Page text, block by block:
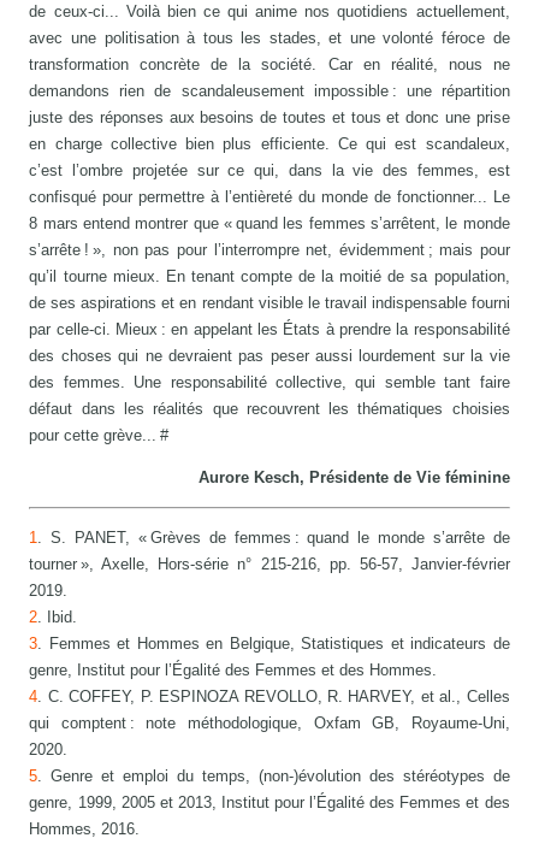
de ceux-ci... Voilà bien ce qui anime nos quotidiens actuellement,
avec une politisation à tous les stades, et une volonté féroce de
transformation concrète de la société. Car en réalité, nous ne
demandons rien de scandaleusement impossible : une répartition
juste des réponses aux besoins de toutes et tous et donc une prise
en charge collective bien plus efficiente. Ce qui est scandaleux,
c’est l’ombre projetée sur ce qui, dans la vie des femmes, est
confisqué pour permettre à l’entièreté du monde de fonctionner... Le
8 mars entend montrer que « quand les femmes s’arrêtent, le monde
s’arrête ! », non pas pour l’interrompre net, évidemment ; mais pour
qu’il tourne mieux. En tenant compte de la moitié de sa population,
de ses aspirations et en rendant visible le travail indispensable fourni
par celle-ci. Mieux : en appelant les États à prendre la responsabilité
des choses qui ne devraient pas peser aussi lourdement sur la vie
des femmes. Une responsabilité collective, qui semble tant faire
défaut dans les réalités que recouvrent les thématiques choisies
pour cette grève... #
Aurore Kesch, Présidente de Vie féminine
1
. S. PANET, « Grèves de femmes : quand le monde s’arrête de
tourner », Axelle, Hors-série n° 215-216, pp. 56-57, Janvier-février
2019.
2 . Ibid.
3 . Femmes et Hommes en Belgique, Statistiques et indicateurs de
genre, Institut pour l’Égalité des Femmes et des Hommes.
4 . C. COFFEY, P. ESPINOZA REVOLLO, R. HARVEY, et al., Celles
qui comptent : note méthodologique, Oxfam GB, Royaume-Uni,
2020.
5 . Genre et emploi du temps, (non-)évolution des stéréotypes de
genre, 1999, 2005 et 2013, Institut pour l’Égalité des Femmes et des
Hommes, 2016.